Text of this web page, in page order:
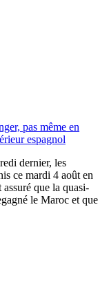
pas même en
espagnol
dernier, les
ce mardi 4 août en
que la quasi-
le Maroc et que